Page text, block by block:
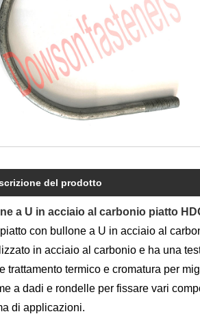
del prodotto
a U in acciaio al carbonio piatto
con bullone a U in acciaio al
in acciaio al carbonio e ha una
trattamento termico e cromatura per
a dadi e rondelle per fissare vari
di applicazioni.